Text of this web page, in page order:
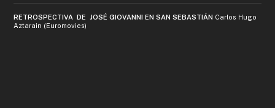
RETROSPECTIVA DE JOSÉ GIOVANNI EN SAN SEBASTIÁN Carlos Hugo
Aztarain (Euromovies)